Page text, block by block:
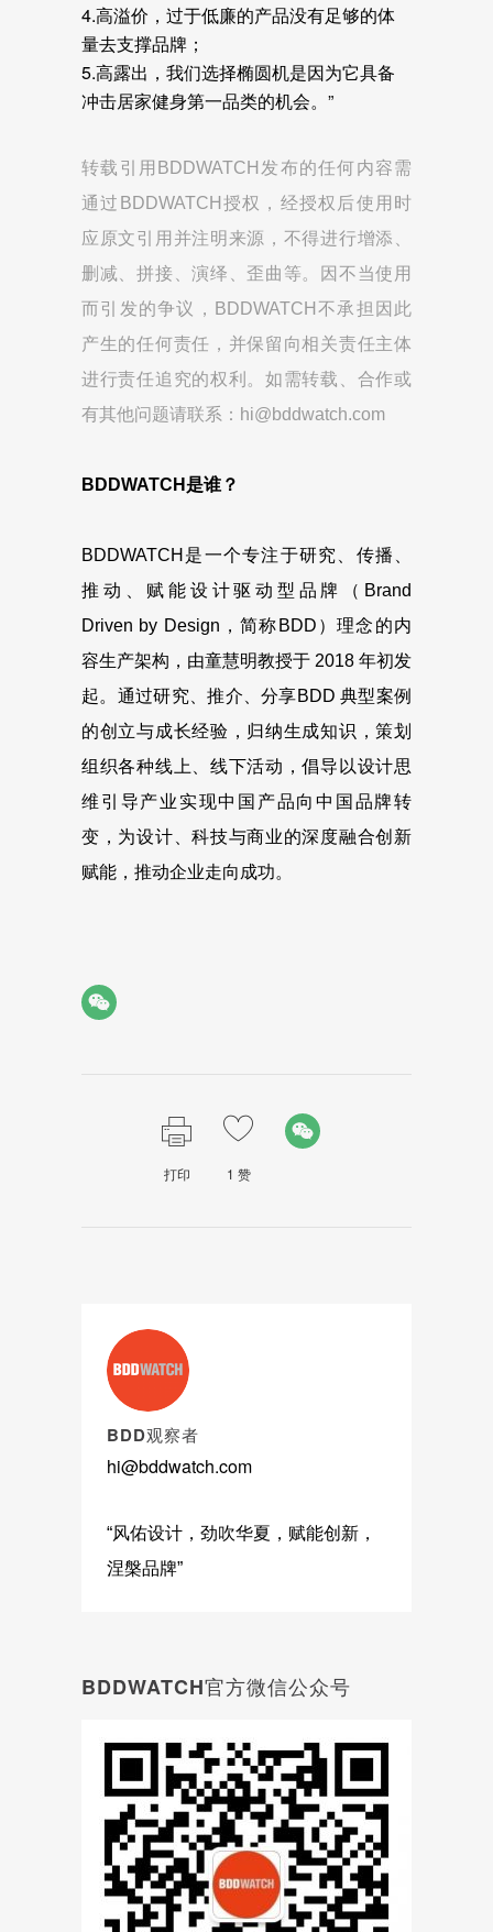
4.高溢价，过于低廉的产品没有足够的体
量去支撑品牌；
5.高露出，我们选择椭圆机是因为它具备
冲击居家健身第一品类的机会。”
转载引用BDDWATCH发布的任何内容需
通过BDDWATCH授权，经授权后使用时
应原文引用并注明来源，不得进行增添、
删减、拼接、演绎、歪曲等。因不当使用
而引发的争议，BDDWATCH不承担因此
产生的任何责任，并保留向相关责任主体
进行责任追究的权利。如需转载、合作或
有其他问题请联系：hi@bddwatch.com
BDDWATCH是谁？
BDDWATCH是一个专注于研究、传播、
推动、赋能设计驱动型品牌（Brand
Driven by Design，简称BDD）理念的内
容生产架构，由童慧明教授于 2018 年初发
起。通过研究、推介、分享BDD 典型案例
的创立与成长经验，归纳生成知识，策划
组织各种线上、线下活动，倡导以设计思
维引导产业实现中国产品向中国品牌转
变，为设计、科技与商业的深度融合创新
赋能，推动企业走向成功。
打印 1 赞
BDD观察者
hi@bddwatch.com
“风佑设计，劲吹华夏，赋能创新，
涅槃品牌”
BDDWATCH官方微信公众号